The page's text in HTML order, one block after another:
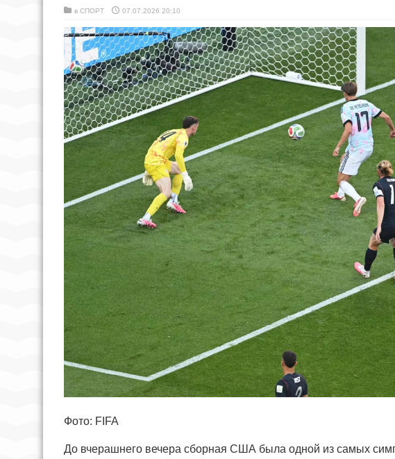
в СПОРТ 07.07.2026 20:10
Фото: FIFA
До вчерашнего вечера сборная США была одной из самых